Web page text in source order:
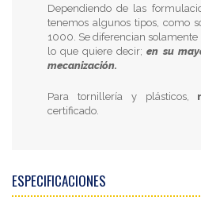
Dependiendo de las
tenemos algunos tipos, como
1000. Se diferencian solamente
lo que quiere decir;en su
mecanización.
Para tornillería y plásticos,
certificado.
ESPECIFICACIONES